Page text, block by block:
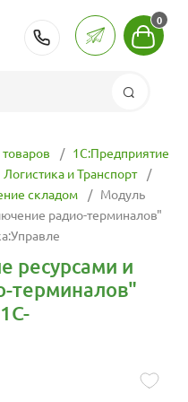
0
товаров
1С:Предприятие
Логистика и Транспорт
складом
Модуль
радио-терминалов"
ресурсами и
терминалов"